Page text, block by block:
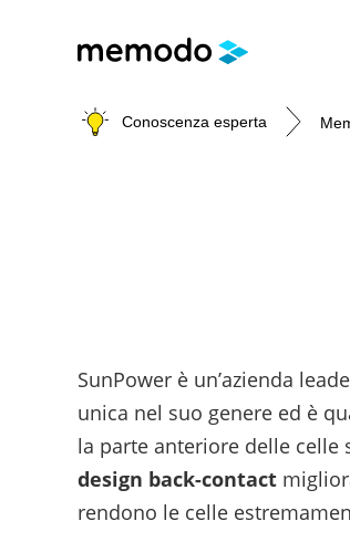
Conoscenza esperta
Webinar con i partner produttori
Moduli fotovoltaici
Inverter fotovoltaici
Sistemi di accumulo fotovoltaici
Sistemi di montaggio
Wallbox
Wallbox e stazioni di ricarica per
Calcolatore di autoconsumo
Batterie compatibili con inverter
Tabelle comparative materiale
Cataloghi Memodo su materiale
SunPower è un’azienda
unica nel suo genere ed è
la parte anteriore delle
design back-contact
rendono le celle